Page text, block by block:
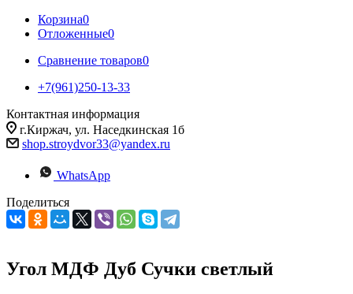
Корзина0
Отложенные0
Сравнение товаров0
+7(961)250-13-33
Контактная информация
г.Киржач, ул. Наседкинская 1б
shop.stroydvor33@yandex.ru
WhatsApp
Поделиться
Угол МДФ Дуб Сучки светлый